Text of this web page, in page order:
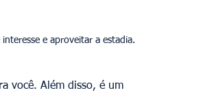
você. Além disso, é um